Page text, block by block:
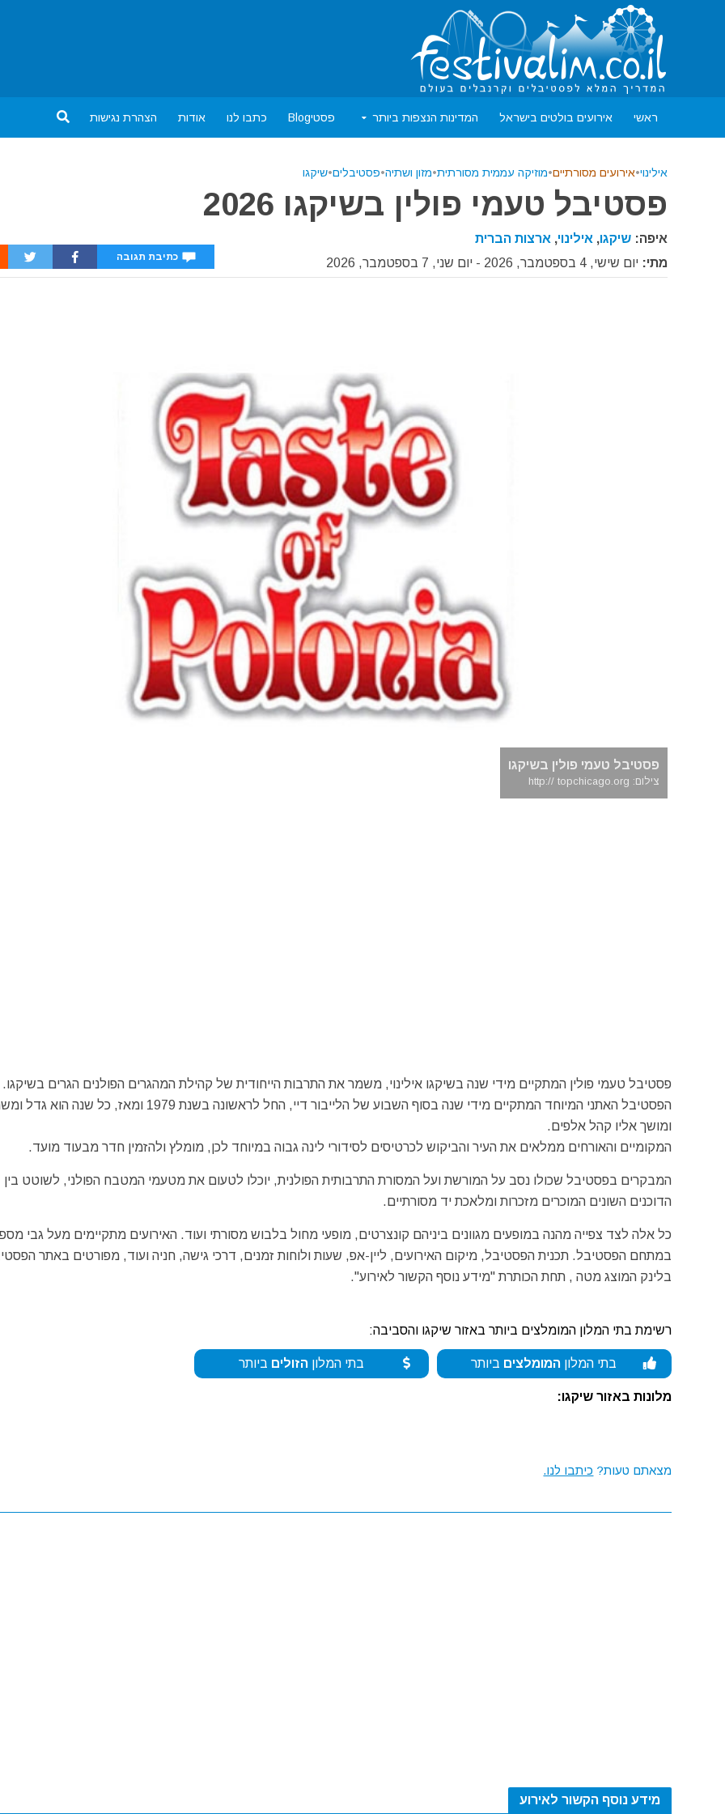
ראשי אירועים בולטים בישראל המדינות הנצפות ביותר פסטיBlog כתבו לנו אודות הצהרת נגישות
אילינוי•אירועים מסורתיים•מוזיקה עממית מסורתית•מזון ושתיה•פסטיבלים•שיקגו
פסטיבל טעמי פולין בשיקגו 2026
איפה: שיקגו, אילינוי, ארצות הברית
מתי: יום שישי, 4 בספטמבר, 2026 - יום שני, 7 בספטמבר, 2026 כתיבת תגובה
פסטיבל טעמי פולין בשיקגו
צילום: http:// topchicago.org
פסטיבל טעמי פולין המתקיים מידי שנה בשיקגו אילינוי, משמר את התרבות הייחודית של קהילת המהגרים הפולנים הגרים בשיקגו.
הפסטיבל האתני המיוחד המתקיים מידי שנה בסוף השבוע של הלייבור דיי, החל לראשונה בשנת 1979 ומאז, כל
ומושך אליו קהל אלפים.
המקומיים והאורחים ממלאים את העיר והביקוש לכרטיסים לסידורי לינה גבוה במיוחד לכן, מומלץ ולהזמין חדר מבעוד מועד.
המבקרים בפסטיבל שכולו נסב על המורשת ועל המסורת התרבותית הפולנית, יוכלו לטעום את מטעמי המטבח הפולני, לשוטט בין
הדוכנים השונים המוכרים מזכרות ומלאכת יד מסורתיים.
כל אלה לצד צפייה מהנה במופעים מגוונים ביניהם קונצרטים, מופעי מחול בלבוש מסורתי ועוד. האירועים מתקיימים מעל גבי
במתחם הפסטיבל. תכנית הפסטיבל, מיקום האירועים, ליין-אפ, שעות ולוחות זמנים, דרכי גישה, חניה ועוד, מפורטים באתר
בלינק המוצג מטה , תחת הכותרת "מידע נוסף הקשור לאירוע".
רשימת בתי המלון המומלצים ביותר באזור שיקגו והסביבה:
בתי המלון המומלצים ביותר בתי המלוןהזולים ביותר
מלונות באזור שיקגו:
מצאתם טעות? כיתבו לנו.
מידע נוסף הקשור לאירוע